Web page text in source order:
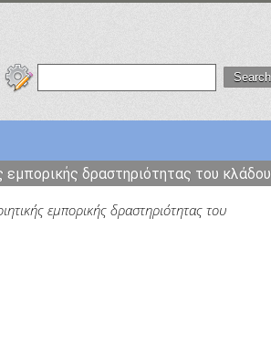
δραστηριότητας του κλάδου
εμπορικής δραστηριότητας του